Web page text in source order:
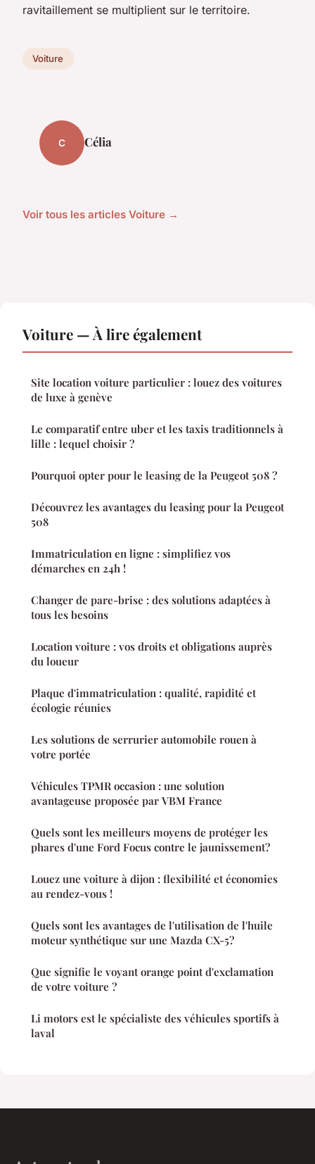
ravitaillement se multiplient sur le territoire.
Voiture
C Célia
Voir tous les articles Voiture →
Voiture — À lire également
Site location voiture particulier : louez des voitures
de luxe à genève
Le comparatif entre uber et les taxis traditionnels à
lille : lequel choisir ?
Pourquoi opter pour le leasing de la Peugeot 508 ?
Découvrez les avantages du leasing pour la Peugeot
508
Immatriculation en ligne : simplifiez vos
démarches en 24h !
Changer de pare-brise : des solutions adaptées à
tous les besoins
Location voiture : vos droits et obligations auprès
du loueur
Plaque d'immatriculation : qualité, rapidité et
écologie réunies
Les solutions de serrurier automobile rouen à
votre portée
Véhicules TPMR occasion : une solution
avantageuse proposée par VBM France
Quels sont les meilleurs moyens de protéger les
phares d'une Ford Focus contre le jaunissement?
Louez une voiture à dijon : flexibilité et économies
au rendez-vous !
Quels sont les avantages de l'utilisation de l'huile
moteur synthétique sur une Mazda CX-5?
Que signifie le voyant orange point d'exclamation
de votre voiture ?
Li motors est le spécialiste des véhicules sportifs à
laval